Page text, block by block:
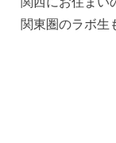
関東圏のラボ生